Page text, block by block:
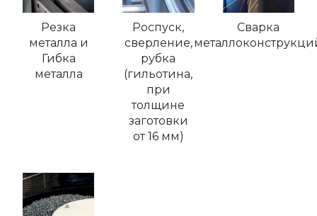
Резка
металла и
Гибка
металла
Роспуск,
сверление,
рубка
(гильотина,
при
толщине
заготовки
от 16 мм)
Сварка